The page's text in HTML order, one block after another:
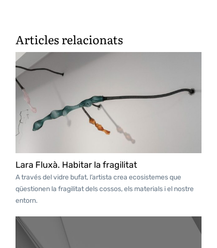
Articles relacionats
Lara Fluxà. Habitar la fragilitat
A través del vidre bufat, l’artista crea ecosistemes que
qüestionen la fragilitat dels cossos, els materials i el nostre
entorn.